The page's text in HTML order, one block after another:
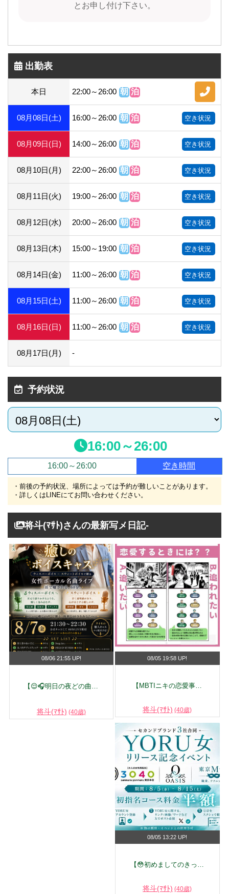
とお申し付け下さい。
出勤表
本日 22:00～26:00 朝 泊
08月08日(土) 16:00～26:00 朝 泊 空き状況
08月09日(日) 14:00～26:00 朝 泊 空き状況
08月10日(月) 22:00～26:00 朝 泊 空き状況
08月11日(火) 19:00～26:00 朝 泊 空き状況
08月12日(水) 20:00～26:00 朝 泊 空き状況
08月13日(木) 15:00～19:00 朝 泊 空き状況
08月14日(金) 11:00～26:00 朝 泊 空き状況
08月15日(土) 11:00～26:00 朝 泊 空き状況
08月16日(日) 11:00～26:00 朝 泊 空き状況
08月17日(月) -
予約状況
16:00～26:00
16:00～26:00 空き時間
・前後の予約状況、場所によっては予約が難しいことがあります。
・詳しくはLINEにてお問い合わせください。
将斗(ﾏｻﾄ)さんの最新写メ日記-
08/06 21:55 UP!
【😌🎧明日の夜どの曲…
将斗(ﾏｻﾄ) (40歳)
08/05 19:58 UP!
【MBTIニキの恋愛事…
将斗(ﾏｻﾄ) (40歳)
08/05 13:22 UP!
【😳初めましてのきっ…
将斗(ﾏｻﾄ) (40歳)